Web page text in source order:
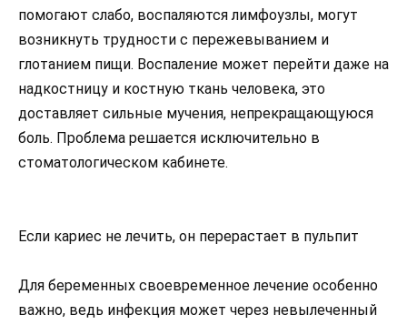
помогают слабо, воспаляются лимфоузлы, могут
возникнуть трудности с пережевыванием и
глотанием пищи. Воспаление может перейти даже на
надкостницу и костную ткань человека, это
доставляет сильные мучения, непрекращающуюся
боль. Проблема решается исключительно в
стоматологическом кабинете.
Если кариес не лечить, он перерастает в пульпит
Для беременных своевременное лечение особенно
важно, ведь инфекция может через невылеченный